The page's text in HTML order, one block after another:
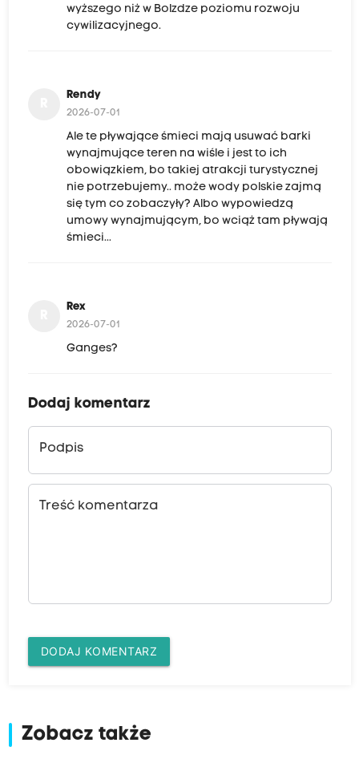
wyższego niż w Bolzdze poziomu rozwoju
cywilizacyjnego.
Rendy
2026-07-01
Ale te pływające śmieci mają usuwać barki
wynajmujące teren na wiśle i jest to ich
obowiązkiem, bo takiej atrakcji turystycznej
nie potrzebujemy.. może wody polskie zajmą
się tym co zobaczyły? Albo wypowiedzą
umowy wynajmującym, bo wciąż tam pływają
śmieci...
Rex
2026-07-01
Ganges?
Dodaj komentarz
Podpis
Treść komentarza
DODAJ KOMENTARZ
Zobacz także